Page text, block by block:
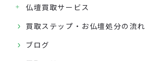
仏壇買取サービス
買取ステップ・お仏壇処分の流れ
ブログ